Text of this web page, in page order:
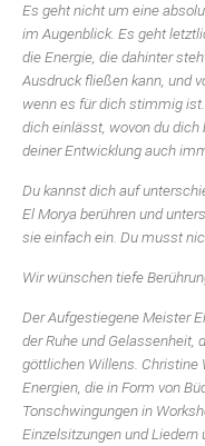
Es geht nicht um eine
im Augenblick. Es geht
die Energie, die dahinter
Ausdruck fließen kann, und
wenn es für dich stimmig
dich einlässt, wovon du
deiner Entwicklung auch
Du kannst dich auf
El Morya berühren und
sie einfach ein. Du musst
Wir wünschen tiefe
Der Aufgestiegene Meister
der Ruhe und Gelassenheit,
göttlichen Willens. Christine
Energien, die in Form von
Tonschwingungen in
Einzelsitzungen und Liedern